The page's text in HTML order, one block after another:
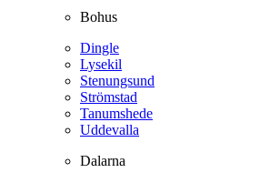
Bohus
Dingle
Lysekil
Stenungsund
Strömstad
Tanumshede
Uddevalla
Dalarna